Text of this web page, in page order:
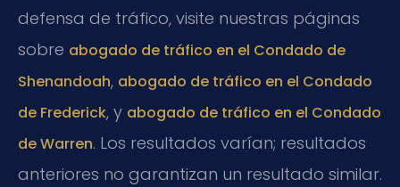
defensa de tráfico, visite nuestras páginas
sobre abogado de tráfico en el Condado de
Shenandoah, abogado de tráfico en el Condado
de Frederick, y abogado de tráfico en el Condado
de Warren. Los resultados varían; resultados
anteriores no garantizan un resultado similar.